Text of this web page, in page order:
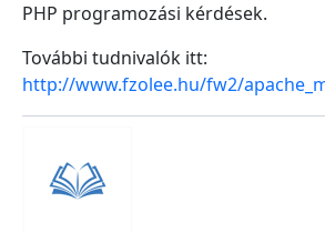
PHP programozási kérdések.
További tudnivalók itt:
http://www.fzolee.hu/fw2/